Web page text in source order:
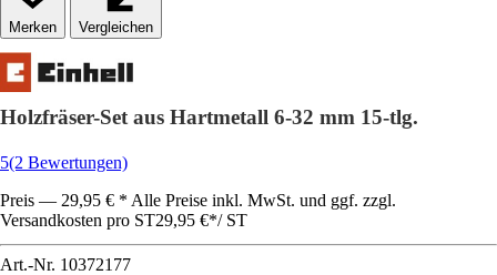
Vergleichen
Holzfräser-Set aus Hartmetall 6-32 mm 15-tlg.
5(2 Bewertungen)
Preis — 29,95 € * Alle Preise inkl. MwSt. und ggf. zzgl.
Versandkosten pro ST29,95 €*/ ST
Art.-Nr. 10372177